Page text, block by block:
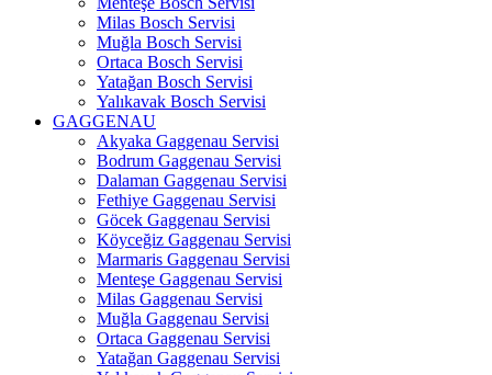
Milas Bosch Servisi
Muğla Bosch Servisi
Ortaca Bosch Servisi
Yatağan Bosch Servisi
Yalıkavak Bosch Servisi
GAGGENAU
Akyaka Gaggenau Servisi
Bodrum Gaggenau Servisi
Dalaman Gaggenau Servisi
Fethiye Gaggenau Servisi
Göcek Gaggenau Servisi
Köyceğiz Gaggenau Servisi
Marmaris Gaggenau Servisi
Menteşe Gaggenau Servisi
Milas Gaggenau Servisi
Muğla Gaggenau Servisi
Ortaca Gaggenau Servisi
Yatağan Gaggenau Servisi